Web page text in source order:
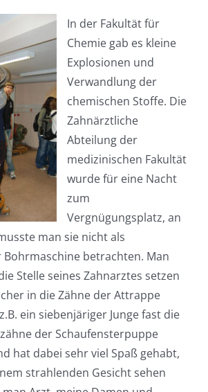
In der Fakultät für
Chemie gab es kleine
Explosionen und
Verwandlung der
chemischen Stoffe. Die
Zahnärztliche
Abteilung der
medizinischen Fakultät
wurde für eine Nacht
zum
Vergnügungsplatz, an
man sie nicht als
Bohrmaschine betrachten. Man
Stelle seines Zahnarztes setzen
in die Zähne der Attrappe
ein siebenjäriger Junge fast die
der Schaufensterpuppe
hat dabei sehr viel Spaß gehabt,
strahlenden Gesicht sehen